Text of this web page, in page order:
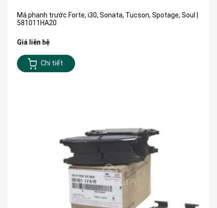
Má phanh trước Forte, i30, Sonata, Tucson, Spotage, Soul |
581011HA20
Giá liên hệ
Chi tiết